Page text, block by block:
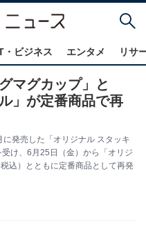
・ビジネス エンタメ リサ
マグカップ」と
」が定番商品で再
発売した「オリジナル スタッキ
け、6月25日（金）から「オリジ
込）とともに定番商品として再発